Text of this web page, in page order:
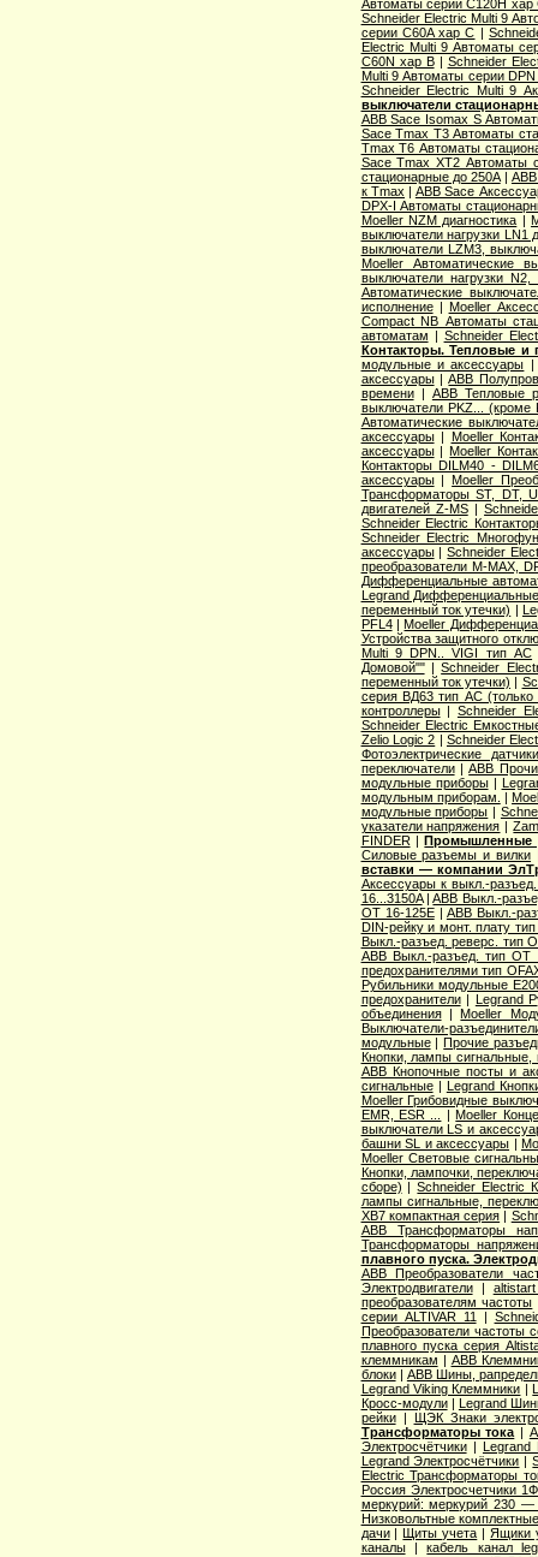
Автоматы серии C120H хар
Schneider Electric Multi 9
серии C60A хар C |
Electric Multi 9 Автоматы
C60N хар B| Schneider
Multi 9 Автоматы серии
Schneider Electric Multi 9
выключатели
ABB Sace Isomax S
Sace Tmax T3 Автоматы
Tmax T6 Автоматы
Sace Tmax XT2 Автоматы
стационарные до 250А|
к Tmax | ABB Sace
DPX-I Автоматы
Moeller NZM диагностика |
выключатели нагрузки LN1
выключатели LZM3,
Moeller Автоматические
выключатели нагрузки
Автоматические
исполнение| Moeller
Compact NB Автоматы
автоматам | Schneider
Контакторы. Тепловые и
модульные и аксессуары
аксессуары|ABB
времени| ABB Тепловые
выключатели PKZ... (кроме
Автоматические
аксессуары| Moeller
аксессуары|Moeller
Контакторы DILM40 -
аксессуары|Moeller
Трансформаторы ST, DT,
двигателей Z-MS|
Schneider Electric
Schneider Electric
аксессуары|Schneider
преобразователи M-MAX,
Дифференциальные
Legrand
переменный ток утечки) |
PFL4|Moeller
Устройства защитного
Multi 9 DPN.. VIGI тип AС
Домовой""|Schneider
переменный ток утечки) |
серия ВД63 тип АС (только
контроллеры| Schneider
Schneider Electric
Zelio Logic 2 | Schneider
Фотоэлектрические датчики
переключатели|ABB
модульные приборы|
модульным приборам.
|
модульные приборы |
указатели напряжения |
FINDER|Промышленные
Cиловые разъемы и вилки
вставки — компании
Аксессуары к выкл.-
16...3150A|ABB Выкл.-
OT 16-125E| ABB Выкл.-
DIN-рейку и монт. плату
Выкл.-разъед. реверс. тип
ABB Выкл.-разъед. тип OT
предохранителями тип
Рубильники модульные
предохранители| Legrand
объединения|Moeller
Выключатели-
модульные|Прочие
Кнопки, лампы сигнальные,
ABB Кнопочные посты и
сигнальные| Legrand
Moeller Грибовидные
EMR, ESR ...
|Moeller
выключатели LS и
башни SL и аксессуары |
Moeller Световые
Кнопки, лампочки,
сборе) |Schneider Electric
лампы сигнальные,
XB7 компактная серия |
ABB Трансформаторы
Трансформаторы
плавного пуска.
ABB Преобразователи
Электродвигатели|
преобразователям частоты
серии ALTIVAR 11
|
Преобразователи частоты
плавного пуска серия
клеммникам | ABB
блоки| ABB Шины,
Legrand Viking Клеммники |
Кросс-модули| Legrand
рейки| ЩЭК Знаки
Трансформаторы тока |
Электросчётчики| Legrand
Legrand Электросчётчики |
Electric Трансформаторы
Россия Электросчетчики
меркурий: меркурий 230 —
Низковольтные
дачи|Щиты учета |Ящики
каналы|кабель канал